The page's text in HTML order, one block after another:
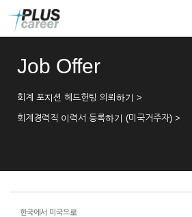
Job Offer
회계 포지션 헤드헌팅 의뢰하기 >
회계경력직 이력서 등록하기 (미국거주자) >
한국에서 미국으로